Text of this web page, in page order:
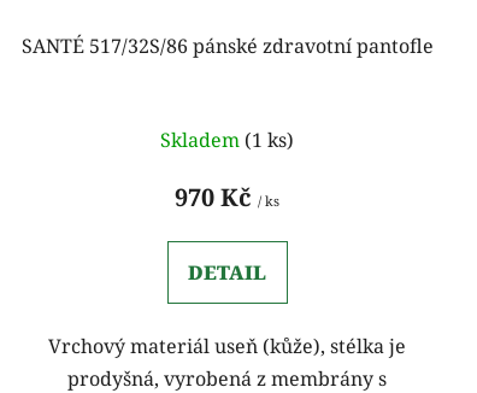
SANTÉ 517/32S/86 pánské zdravotní pantofle
Skladem (1 ks)
970 Kč/ ks
DETAIL
Vrchový materiál useň (kůže), stélka je
prodyšná, vyrobená z membrány s